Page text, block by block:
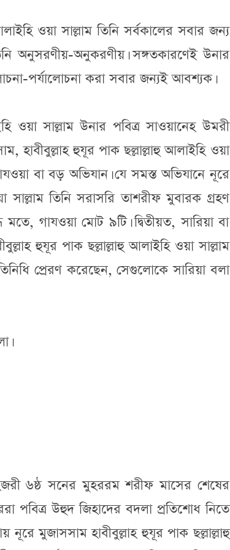
ওয়া সাল্লাম তিনি সর্বকালের সবার জন্য
অনুসরণীয়-অনুকরণীয়। সঙ্গতকারণেই উনার
পর্যালোচনা করা সবার জন্যই আবশ্যক।
ওয়া সাল্লাম উনার পবিত্র সাওয়ানেহ উমরী
হাবীবুল্লাহ হুযূর পাক ছল্লাল্লাহু আলাইহি ওয়া
বা বড় অভিযান। যে সমস্ত অভিযানে নূরে
সাল্লাম তিনি সরাসরি তাশরীফ মুবারক গ্রহণ
গাযওয়া মোট ৯টি। দ্বিতীয়ত, সারিয়া বা
হুযূর পাক ছল্লাল্লাহু আলাইহি ওয়া সাল্লাম
প্রেরণ করেছেন, সেগুলোকে সারিয়া বলা
৬ষ্ঠ সনের মুহররম শরীফ মাসের শেষের
পবিত্র উহুদ জিহাদের বদলা প্রতিশোধ নিতে
নূরে মুজাসসাম হাবীবুল্লাহ হুযূর পাক ছল্লাল্লাহু